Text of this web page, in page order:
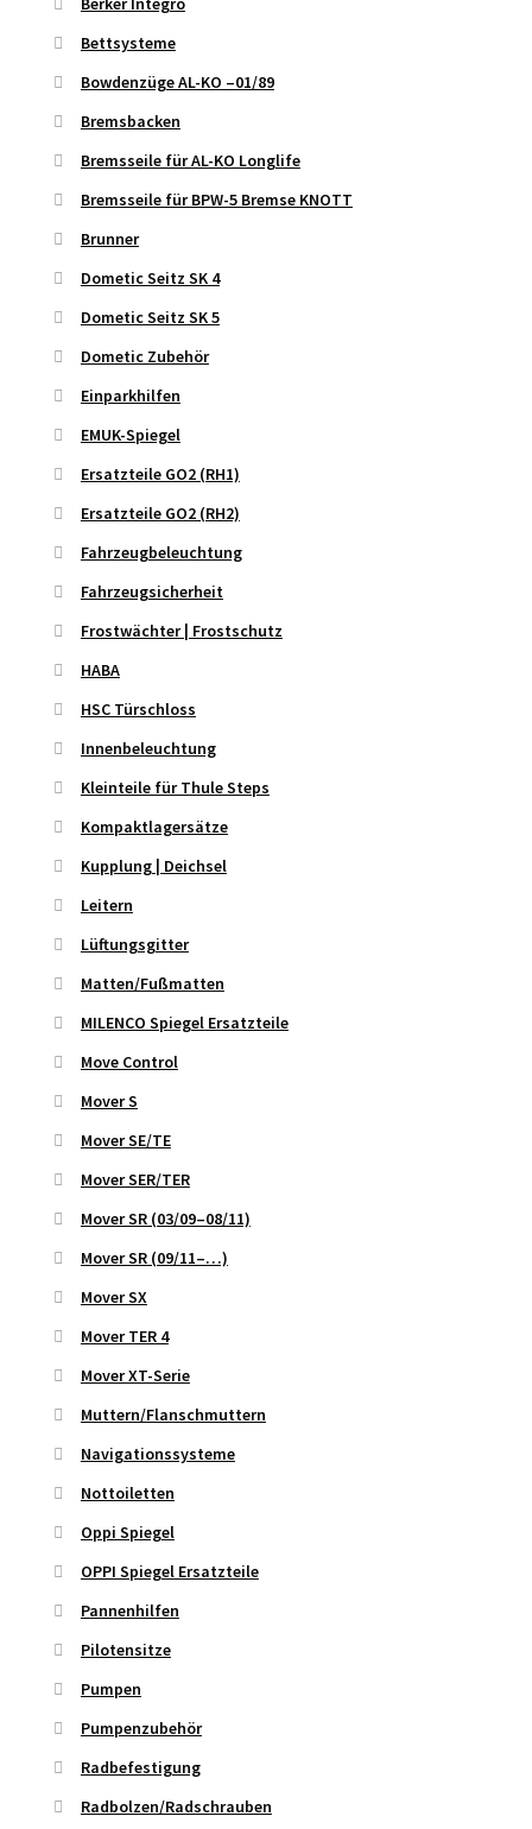
Bettsysteme
Bowdenzüge AL-KO –01/89
Bremsbacken
Bremsseile für AL-KO Longlife
Bremsseile für BPW-5 Bremse KNOTT
Brunner
Dometic Seitz SK 4
Dometic Seitz SK 5
Dometic Zubehör
Einparkhilfen
EMUK-Spiegel
Ersatzteile GO2 (RH1)
Ersatzteile GO2 (RH2)
Fahrzeugbeleuchtung
Fahrzeugsicherheit
Frostwächter | Frostschutz
HABA
HSC Türschloss
Innenbeleuchtung
Kleinteile für Thule Steps
Kompaktlagersätze
Kupplung | Deichsel
Leitern
Lüftungsgitter
Matten/Fußmatten
MILENCO Spiegel Ersatzteile
Move Control
Mover S
Mover SE/TE
Mover SER/TER
Mover SR (03/09–08/11)
Mover SR (09/11–…)
Mover SX
Mover TER 4
Mover XT-Serie
Muttern/Flanschmuttern
Navigationssysteme
Nottoiletten
Oppi Spiegel
OPPI Spiegel Ersatzteile
Pannenhilfen
Pilotensitze
Pumpen
Pumpenzubehör
Radbefestigung
Radbolzen/Radschrauben